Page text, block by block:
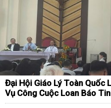
Đại Hội Giáo Lý Toàn Quốc
Vụ Công Cuộc Loan Báo